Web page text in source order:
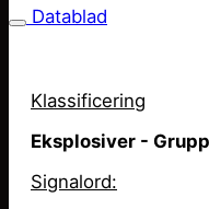
Datablad
Klassificering
Eksplosiver -
Signalord: